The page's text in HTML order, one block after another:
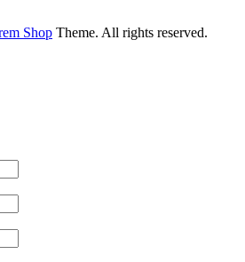
Shop Theme. All rights reserved.